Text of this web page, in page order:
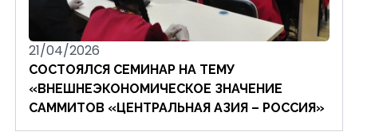
21/04/2026
СОСТОЯЛСЯ СЕМИНАР НА ТЕМУ
«ВНЕШНЕЭКОНОМИЧЕСКОЕ ЗНАЧЕНИЕ
САММИТОВ «ЦЕНТРАЛЬНАЯ АЗИЯ – РОССИЯ»